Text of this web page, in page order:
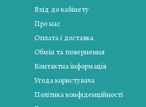
Вхід до кабінету
Про нас
Оплата і доставка
Обмін та повернення
Контактна інформація
Угода користувача
Політика конфіденційності